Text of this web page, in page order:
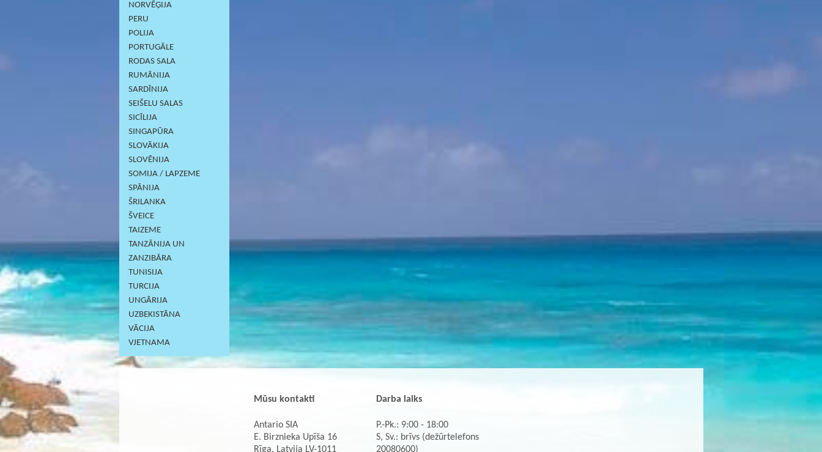
NORVĒĢIJA
PERU
POLIJA
PORTUGĀLE
RODAS SALA
RUMĀNIJA
SARDĪNIJА
SEIŠELU SALAS
SICĪLIJA
SINGAPŪRA
SLOVĀKIJA
SLOVĒNIJA
SOMIJA / LAPZEME
SPĀNIJA
ŠRILANKA
ŠVEICE
TAIZEME
TANZĀNIJA UN
ZANZIBĀRA
TUNISIJA
TURCIJA
UNGĀRIJA
UZBEKISTĀNA
VĀCIJA
VJETNAMA
Mūsu kontakti
Antario SIA
E. Birznieka Upīša 16
Rīga, Latvija LV-1011
Darba laiks
P.-Pk.: 9:00 - 18:00
S, Sv.: brīvs (dežūrtelefons
20080600)